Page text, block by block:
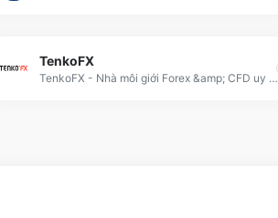
TenkoFX
TenkoFX - Nhà môi giới Forex &amp; CFD uy tín, hỗ trợ giao dịch đa công cụ với đòn bẩy lên tới 1:2000 và phí thấp.